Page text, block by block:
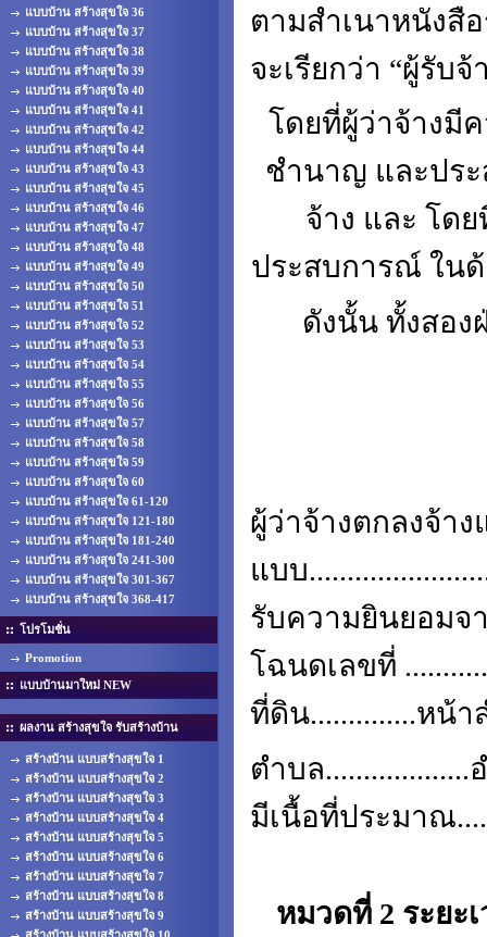
แบบบ้าน สร้างสุขใจ 36
แบบบ้าน สร้างสุขใจ 37
แบบบ้าน สร้างสุขใจ 38
แบบบ้าน สร้างสุขใจ 39
แบบบ้าน สร้างสุขใจ 40
แบบบ้าน สร้างสุขใจ 41
แบบบ้าน สร้างสุขใจ 42
แบบบ้าน สร้างสุขใจ 44
แบบบ้าน สร้างสุขใจ 43
แบบบ้าน สร้างสุขใจ 45
แบบบ้าน สร้างสุขใจ 46
แบบบ้าน สร้างสุขใจ 47
แบบบ้าน สร้างสุขใจ 48
แบบบ้าน สร้างสุขใจ 49
แบบบ้าน สร้างสุขใจ 50
แบบบ้าน สร้างสุขใจ 51
แบบบ้าน สร้างสุขใจ 52
แบบบ้าน สร้างสุขใจ 53
แบบบ้าน สร้างสุขใจ 54
แบบบ้าน สร้างสุขใจ 55
แบบบ้าน สร้างสุขใจ 56
แบบบ้าน สร้างสุขใจ 57
แบบบ้าน สร้างสุขใจ 58
แบบบ้าน สร้างสุขใจ 59
แบบบ้าน สร้างสุขใจ 60
แบบบ้าน สร้างสุขใจ 61-120
แบบบ้าน สร้างสุขใจ 121-180
แบบบ้าน สร้างสุขใจ 181-240
แบบบ้าน สร้างสุขใจ 241-300
แบบบ้าน สร้างสุขใจ 301-367
แบบบ้าน สร้างสุขใจ 368-417
โปรโมชั่น
Promotion
แบบบ้านมาใหม่ NEW
ผลงาน สร้างสุขใจ รับสร้างบ้าน
สร้างบ้าน แบบสร้างสุขใจ 1
สร้างบ้าน แบบสร้างสุขใจ 2
สร้างบ้าน แบบสร้างสุขใจ 3
สร้างบ้าน แบบสร้างสุขใจ 4
สร้างบ้าน แบบสร้างสุขใจ 5
สร้างบ้าน แบบสร้างสุขใจ 6
สร้างบ้าน แบบสร้างสุขใจ 7
สร้างบ้าน แบบสร้างสุขใจ 8
สร้างบ้าน แบบสร้างสุขใจ 9
ตามสำเนาหนังสื
จะเรียกว่า “ผู้รับ
โดยที่ผู้ว่าจ้างมี
ชำนาญ และปร
จ้าง และ โด
ประสบการณ์ ในด้
ดังนั้น ทั้งสอง
ผู้ว่าจ้างตกลงจ้า
แบบ
รับความยินยอมจ
โฉนดเลขที่
ที่ดิน..............หน้า
ตำบล
มีเนื้อที่ประมาณ
หมวดที่ 2 ระยะ